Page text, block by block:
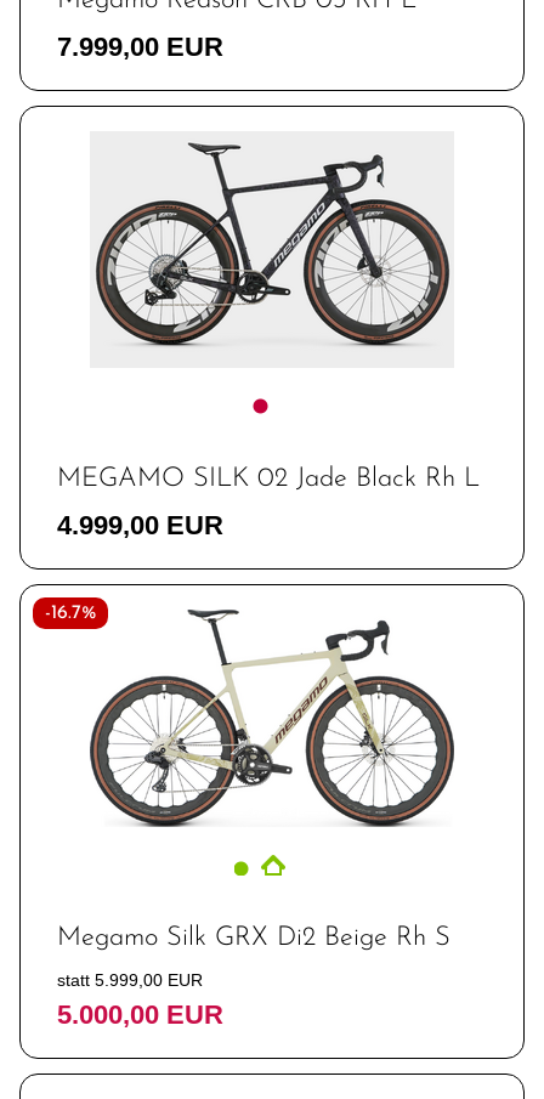
7.999,00 EUR
MEGAMO SILK 02 Jade Black Rh L
4.999,00 EUR
-16.7%
Megamo Silk GRX Di2 Beige Rh S
statt 5.999,00 EUR
5.000,00 EUR